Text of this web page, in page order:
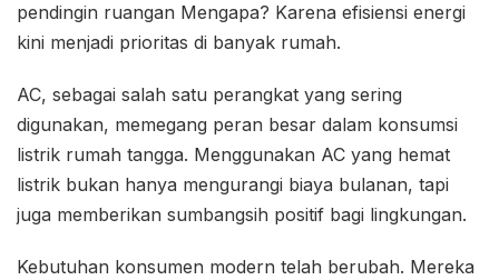
pendingin ruangan Mengapa? Karena efisiensi energi
kini menjadi prioritas di banyak rumah.
AC, sebagai salah satu perangkat yang sering
digunakan, memegang peran besar dalam konsumsi
listrik rumah tangga. Menggunakan AC yang hemat
listrik bukan hanya mengurangi biaya bulanan, tapi
juga memberikan sumbangsih positif bagi lingkungan.
Kebutuhan konsumen modern telah berubah. Mereka